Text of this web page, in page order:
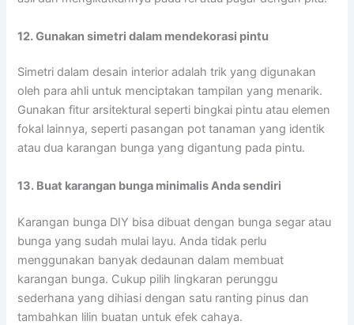
12. Gunakan simetri dalam mendekorasi pintu
Simetri dalam desain interior adalah trik yang digunakan
oleh para ahli untuk menciptakan tampilan yang menarik.
Gunakan fitur arsitektural seperti bingkai pintu atau elemen
fokal lainnya, seperti pasangan pot tanaman yang identik
atau dua karangan bunga yang digantung pada pintu.
13. Buat karangan bunga minimalis Anda sendiri
Karangan bunga DIY bisa dibuat dengan bunga segar atau
bunga yang sudah mulai layu. Anda tidak perlu
menggunakan banyak dedaunan dalam membuat
karangan bunga. Cukup pilih lingkaran perunggu
sederhana yang dihiasi dengan satu ranting pinus dan
tambahkan lilin buatan untuk efek cahaya.